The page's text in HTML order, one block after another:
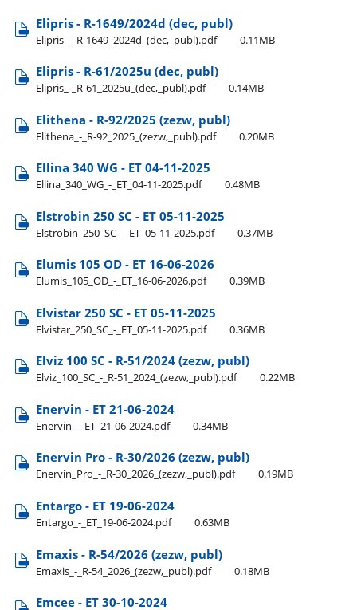
Elipris - R-1649/2024d (dec, publ)
Elipris​_-​_R-1649​_2024d​_(dec,​_publ).pdf 0.11MB
Elipris - R-61/2025u (dec, publ)
Elipris​_-​_R-61​_2025u​_(dec,​_publ).pdf 0.14MB
Elithena - R-92/2025 (zezw, publ)
Elithena​_-​_R-92​_2025​_(zezw,​_publ).pdf 0.20MB
Ellina 340 WG - ET 04-11-2025
Ellina​_340​_WG​_-​_ET​_04-11-2025.pdf 0.48MB
Elstrobin 250 SC - ET 05-11-2025
Elstrobin​_250​_SC​_-​_ET​_05-11-2025.pdf 0.37MB
Elumis 105 OD - ET 16-06-2026
Elumis​_105​_OD​_-​_ET​_16-06-2026.pdf 0.39MB
Elvistar 250 SC - ET 05-11-2025
Elvistar​_250​_SC​_-​_ET​_05-11-2025.pdf 0.36MB
Elviz 100 SC - R-51/2024 (zezw, publ)
Elviz​_100​_SC​_-​_R-51​_2024​_(zezw,​_publ).pdf 0.22MB
Enervin - ET 21-06-2024
Enervin​_-​_ET​_21-06-2024.pdf 0.34MB
Enervin Pro - R-30/2026 (zezw, publ)
Enervin​_Pro​_-​_R-30​_2026​_(zezw,​_publ).pdf 0.19MB
Entargo - ET 19-06-2024
Entargo​_-​_ET​_19-06-2024.pdf 0.63MB
Emaxis - R-54/2026 (zezw, publ)
Emaxis​_-​_R-54​_2026​_(zezw,​_publ).pdf 0.18MB
Emcee - ET 30-10-2024